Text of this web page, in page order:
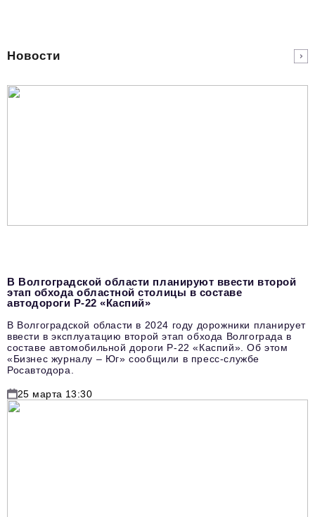
Новости
В Волгоградской области планируют ввести второй
этап обхода областной столицы в составе
автодороги Р-22 «Каспий»
В Волгоградской области в 2024 году дорожники планирует
ввести в эксплуатацию второй этап обхода Волгограда в
составе автомобильной дороги Р-22 «Каспий». Об этом
«Бизнес журналу – Юг» сообщили в пресс-службе
Росавтодора.
25 марта 13:30